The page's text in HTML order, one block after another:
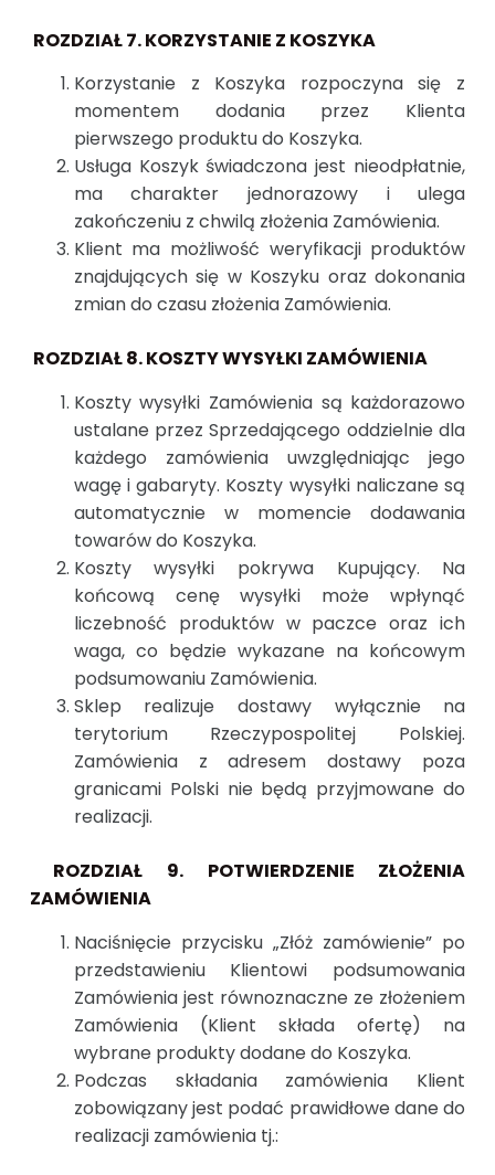
ROZDZIAŁ 7. KORZYSTANIE Z KOSZYKA
Korzystanie z Koszyka rozpoczyna się z
momentem dodania przez Klienta
pierwszego produktu do Koszyka.
Usługa Koszyk świadczona jest nieodpłatnie,
ma charakter jednorazowy i ulega
zakończeniu z chwilą złożenia Zamówienia.
Klient ma możliwość weryfikacji produktów
znajdujących się w Koszyku oraz dokonania
zmian do czasu złożenia Zamówienia.
ROZDZIAŁ 8. KOSZTY WYSYŁKI ZAMÓWIENIA
Koszty wysyłki Zamówienia są każdorazowo
ustalane przez Sprzedającego oddzielnie dla
każdego zamówienia uwzględniając jego
wagę i gabaryty. Koszty wysyłki naliczane są
automatycznie w momencie dodawania
towarów do Koszyka.
Koszty wysyłki pokrywa Kupujący. Na
końcową cenę wysyłki może wpłynąć
liczebność produktów w paczce oraz ich
waga, co będzie wykazane na końcowym
podsumowaniu Zamówienia.
Sklep realizuje dostawy wyłącznie na
terytorium Rzeczypospolitej Polskiej.
Zamówienia z adresem dostawy poza
granicami Polski nie będą przyjmowane do
realizacji.
ROZDZIAŁ 9. POTWIERDZENIE ZŁOŻENIA
ZAMÓWIENIA
Naciśnięcie przycisku „Złóż zamówienie” po
przedstawieniu Klientowi podsumowania
Zamówienia jest równoznaczne ze złożeniem
Zamówienia (Klient składa ofertę) na
wybrane produkty dodane do Koszyka.
Podczas składania zamówienia Klient
zobowiązany jest podać prawidłowe dane do
realizacji zamówienia tj.: